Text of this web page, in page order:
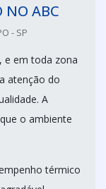
NO ABC
- SP
e em toda zona
atenção do
A
o ambiente
térmico